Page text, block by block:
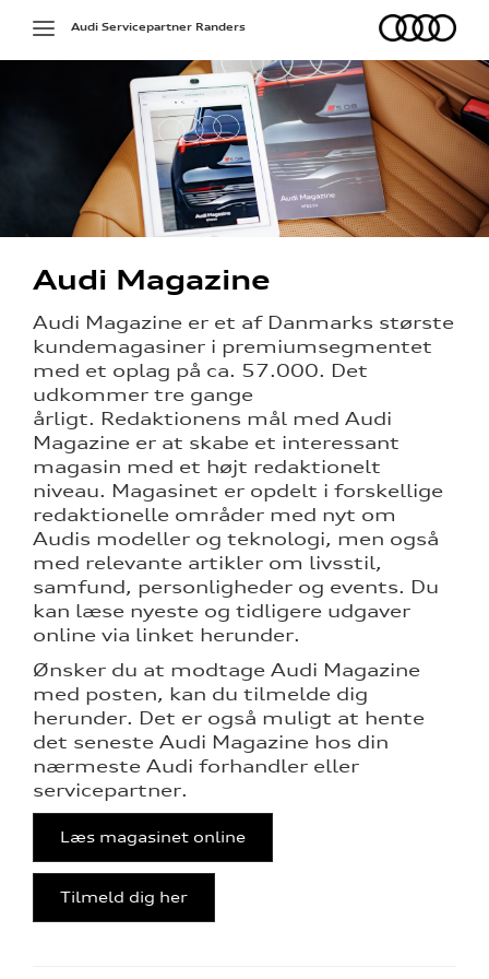
Toggle
navigation
Audi
Audi Servicepartner Randers
Audi Magazine
Audi Magazine er et af Danmarks største
kundemagasiner i premiumsegmentet
med et oplag på ca. 57.000. Det
udkommer tre gange
årligt. Redaktionens mål med Audi
Magazine er at skabe et interessant
magasin med et højt redaktionelt
niveau. Magasinet er opdelt i forskellige
redaktionelle områder med nyt om
Audis modeller og teknologi, men også
med relevante artikler om livsstil,
samfund, personligheder og events. Du
kan læse nyeste og tidligere udgaver
online via linket herunder.
Ønsker du at modtage Audi Magazine
med posten, kan du tilmelde dig
herunder. Det er også muligt at hente
det seneste Audi Magazine hos din
nærmeste Audi forhandler eller
servicepartner.
Læs magasinet online
Tilmeld dig her